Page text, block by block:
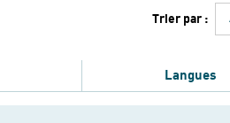
Trier par :
Langues